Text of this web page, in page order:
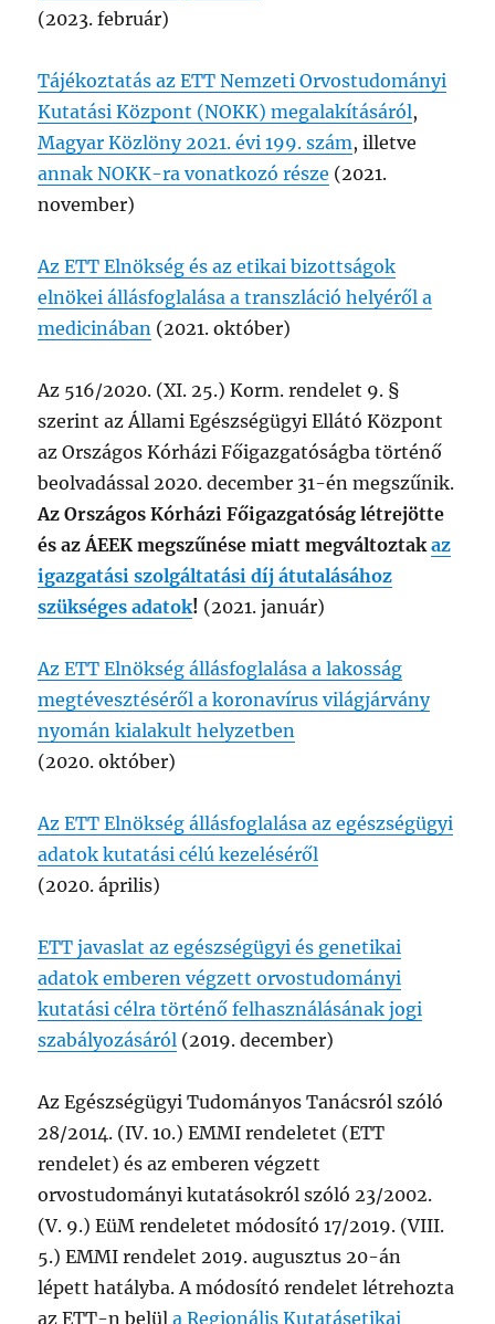
(2023. február)
Tájékoztatás az ETT Nemzeti Orvostudományi
Kutatási Központ (NOKK) megalakításáról,
Magyar Közlöny 2021. évi 199. szám, illetve
annak NOKK-ra vonatkozó része (2021.
november)
Az ETT Elnökség és az etikai bizottságok
elnökei állásfoglalása a transzláció helyéről a
medicinában (2021. október)
Az 516/2020. (XI. 25.) Korm. rendelet 9. §
szerint az Állami Egészségügyi Ellátó Központ
az Országos Kórházi Főigazgatóságba történő
beolvadással 2020. december 31-én megszűnik.
Az Országos Kórházi Főigazgatóság létrejötte
és az ÁEEK megszűnése miatt megváltoztakaz
igazgatási szolgáltatási díj átutalásához
szükséges adatok! (2021. január)
Az ETT Elnökség állásfoglalása a lakosság
megtévesztéséről a koronavírus világjárvány
nyomán kialakult helyzetben
(2020. október)
Az ETT Elnökség állásfoglalása az egészségügyi
adatok kutatási célú kezeléséről
(2020. április)
ETT javaslat az egészségügyi és genetikai
adatok emberen végzett orvostudományi
kutatási célra történő felhasználásának jogi
szabályozásáról (2019. december)
Az Egészségügyi Tudományos Tanácsról szóló
28/2014. (IV. 10.) EMMI rendeletet (ETT
rendelet) és az emberen végzett
orvostudományi kutatásokról szóló 23/2002.
(V. 9.) EüM rendeletet módosító 17/2019. (VIII.
5.) EMMI rendelet 2019. augusztus 20-án
lépett hatályba. A módosító rendelet létrehozta
az ETT-n belüla Regionális Kutatásetikai